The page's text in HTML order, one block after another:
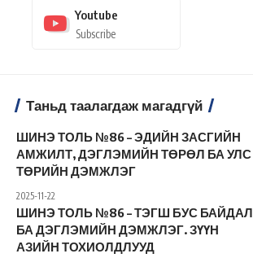
Youtube
Subscribe
Таньд таалагдаж магадгүй
ШИНЭ ТОЛЬ №86 – ЭДИЙН ЗАСГИЙН
АМЖИЛТ, ДЭГЛЭМИЙН ТӨРӨЛ БА УЛС
ТӨРИЙН ДЭМЖЛЭГ
2025-11-22
ШИНЭ ТОЛЬ №86 – ТЭГШ БУС БАЙДАЛ
БА ДЭГЛЭМИЙН ДЭМЖЛЭГ. ЗҮҮН
АЗИЙН ТОХИОЛДЛУУД